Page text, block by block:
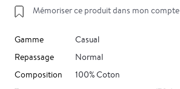
Mémoriser ce produit dans mon compte
Gamme
Casual
Repassage
Normal
Composition
100% Coton